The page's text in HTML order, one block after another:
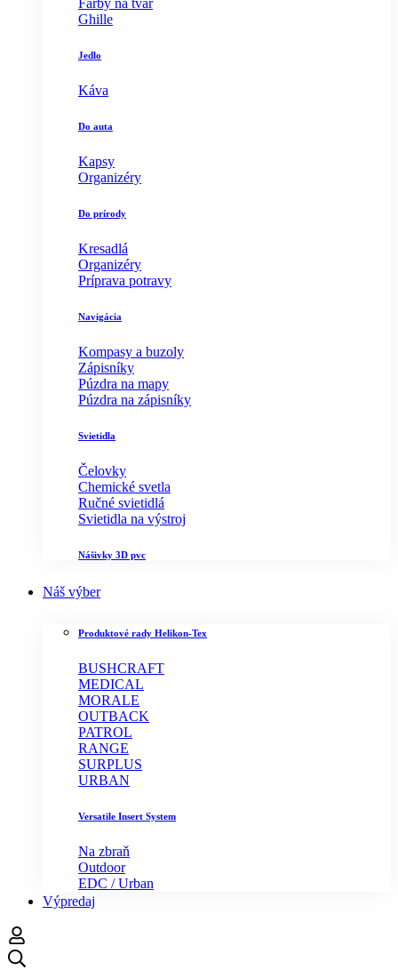
Farby na tvár
Ghille
Jedlo
Káva
Do auta
Kapsy
Organizéry
Do prírody
Kresadlá
Organizéry
Príprava potravy
Navigácia
Kompasy a buzoly
Zápisníky
Púzdra na mapy
Púzdra na zápisníky
Svietidla
Čelovky
Chemické svetla
Ručné svietidlá
Svietidla na výstroj
Nášivky 3D pvc
Náš výber
Produktové rady Helikon-Tex
BUSHCRAFT
MEDICAL
MORALE
OUTBACK
PATROL
RANGE
SURPLUS
URBAN
Versatile Insert System
Na zbraň
Outdoor
EDC / Urban
Výpredaj